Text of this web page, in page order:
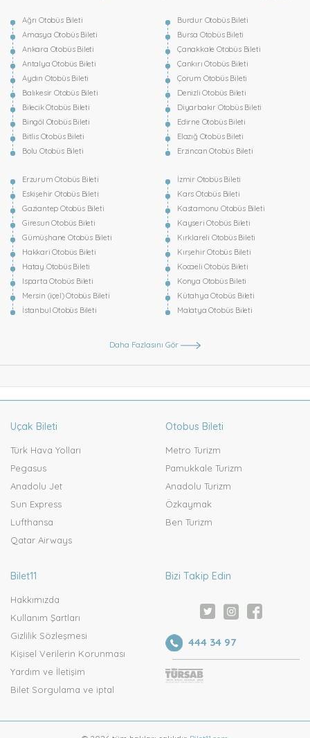
Ağrı Otobüs Bileti
Amasya Otobüs Bileti
Ankara Otobüs Bileti
Antalya Otobüs Bileti
Aydın Otobüs Bileti
Balıkesir Otobüs Bileti
Bilecik Otobüs Bileti
Bingöl Otobüs Bileti
Bitlis Otobüs Bileti
Bolu Otobüs Bileti
Burdur Otobüs Bileti
Bursa Otobüs Bileti
Çanakkale Otobüs Bileti
Çankırı Otobüs Bileti
Çorum Otobüs Bileti
Denizli Otobüs Bileti
Diyarbakır Otobüs Bileti
Edirne Otobüs Bileti
Elazığ Otobüs Bileti
Erzincan Otobüs Bileti
Erzurum Otobüs Bileti
Eskişehir Otobüs Bileti
Gaziantep Otobüs Bileti
Giresun Otobüs Bileti
Gümüşhane Otobüs Bileti
Hakkari Otobüs Bileti
Hatay Otobüs Bileti
Isparta Otobüs Bileti
Mersin (içel) Otobüs Bileti
İstanbul Otobüs Bileti
İzmir Otobüs Bileti
Kars Otobüs Bileti
Kastamonu Otobüs Bileti
Kayseri Otobüs Bileti
Kırklareli Otobüs Bileti
Kırşehir Otobüs Bileti
Kocaeli Otobüs Bileti
Konya Otobüs Bileti
Kütahya Otobüs Bileti
Malatya Otobüs Bileti
Daha Fazlasını Gör
Uçak Bileti
Türk Hava Yolları
Pegasus
Anadolu Jet
Sun Express
Lufthansa
Qatar Airways
Otobus Bileti
Metro Turizm
Pamukkale Turizm
Anadolu Turizm
Özkaymak
Ben Turizm
Bilet11
Hakkımızda
Kullanım Şartları
Gizlilik Sözleşmesi
Kişisel Verilerin Korunması
Yardım ve İletişim
Bilet Sorgulama ve iptal
Bizi Takip Edin
444 34 97